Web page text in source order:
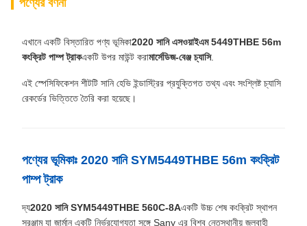
পণ্যের বর্ণনা
এখানে একটি বিস্তারিত পণ্য ভূমিকা2020 সানি এসওয়াইএম 5449THBE 56m
কংক্রিট পাম্প ট্রাকএকটি উপর মাউন্ট করামার্সেডিজ-বেঞ্জ চ্যাসি.
এই স্পেসিফিকেশন শীটটি সানি হেভি ইন্ডাস্ট্রির প্রযুক্তিগত তথ্য এবং সংশ্লিষ্ট চ্যাসি
রেকর্ডের ভিত্তিতে তৈরি করা হয়েছে।
পণ্যের ভূমিকাঃ 2020 সানি SYM5449THBE 56m কংক্রিট
পাম্প ট্রাক
দ্য2020 সানি SYM5449THBE 560C-8Aএকটি উচ্চ শেষ কংক্রিট স্থাপন
সরঞ্জাম যা জার্মান একটি নির্ভরযোগ্যতা সঙ্গে Sany এর বিশ্ব নেতৃস্থানীয় জলবাহী